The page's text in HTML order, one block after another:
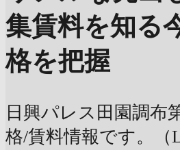
集賃料を知る
格を把握
日興パレス田園調布
格/賃料情報です。（